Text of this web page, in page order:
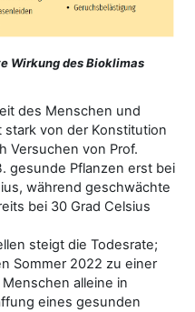
Wirkung des Bioklimas
des Menschen und
von der Konstitution
Versuchen von Prof.
gesunde Pflanzen erst bei
während geschwächte
bei 30 Grad Celsius
steigt die Todesrate;
Sommer 2022 zu einer
alleine in
eines gesunden